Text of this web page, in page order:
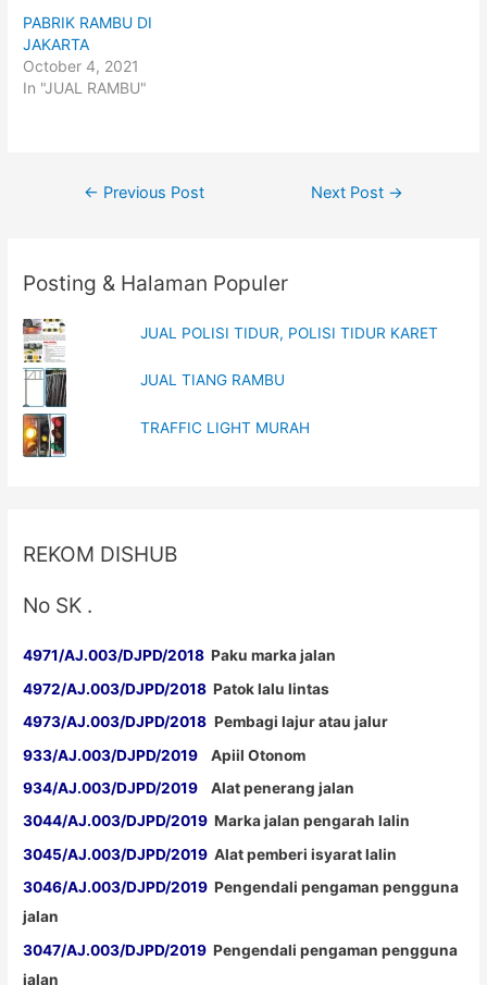
i
t
t
e
r
(
O
o
w
c
e
o
k
(
n
n
o
PABRIK RAMBU DI
JAKARTA
October 4, 2021
In "JUAL RAMBU"
Post
← Previous Post Next Post →
Posting & Halaman Populer
JUAL POLISI TIDUR, POLISI TIDUR KARET
JUAL TIANG RAMBU
TRAFFIC LIGHT MURAH
REKOM DISHUB
No SK .
4971/AJ.003/DJPD/2018 Paku marka jalan
4972/AJ.003/DJPD/2018 Patok lalu lintas
4973/AJ.003/DJPD/2018 Pembagi lajur atau jalur
933/AJ.003/DJPD/2019 Apiil Otonom
934/AJ.003/DJPD/2019 Alat penerang jalan
3044/AJ.003/DJPD/2019 Marka jalan pengarah lalin
3045/AJ.003/DJPD/2019 Alat pemberi isyarat lalin
3046/AJ.003/DJPD/2019 Pengendali pengaman pengguna
jalan
3047/AJ.003/DJPD/2019 Pengendali pengaman pengguna
jalan